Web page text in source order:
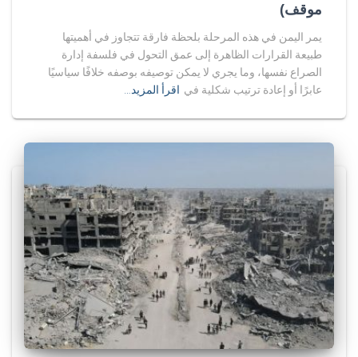
موقف)
يمر اليمن في هذه المرحلة بلحظة فارقة تتجاوز في أهميتها
طبيعة القرارات الظاهرة إلى عمق التحول في فلسفة إدارة
الصراع نفسها، وما يجري لا يمكن توصيفه بوصفه خلافًا سياسيًا
عابرًا أو إعادة ترتيب شكلية في اقرأ المزيد…